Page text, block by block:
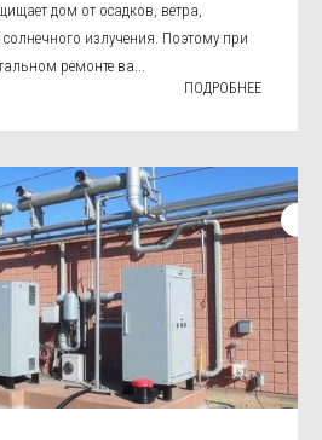
дом от осадков, ветра,
солнечного излучения. Поэтому при
ремонте ва...
ПОДРОБНЕЕ